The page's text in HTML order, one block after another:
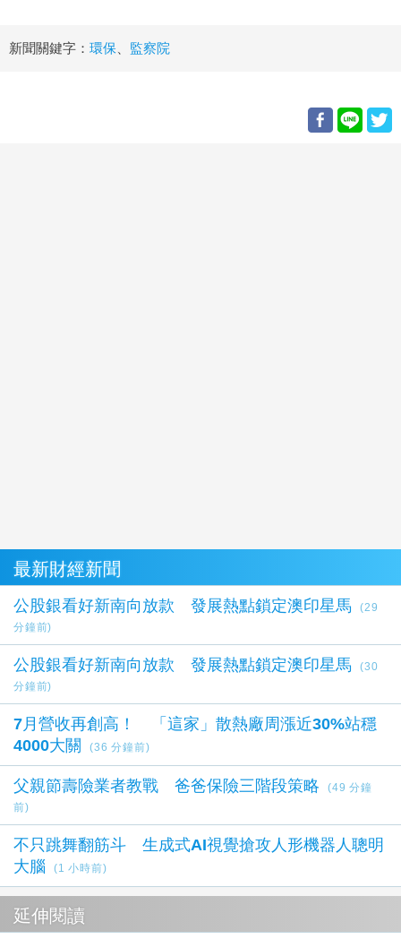
新聞關鍵字： 環保 監察院
最新財經新聞
公股銀看好新南向放款 發展熱點鎖定澳印星馬
(29
分鐘前)
公股銀看好新南向放款 發展熱點鎖定澳印星馬
(30
分鐘前)
7月營收再創高！ 「這家」散熱廠周漲近30%站穩
4000大關
(36 分鐘前)
父親節壽險業者教戰 爸爸保險三階段策略
(49 分鐘
前)
不只跳舞翻筋斗 生成式AI視覺搶攻人形機器人聰明
大腦
(1 小時前)
延伸閱讀